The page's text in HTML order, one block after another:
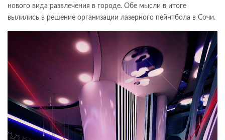
нового вида развлечения в городе. Обе мысли в итоге
вылились в решение организации лазерного пейнтбола в Сочи.